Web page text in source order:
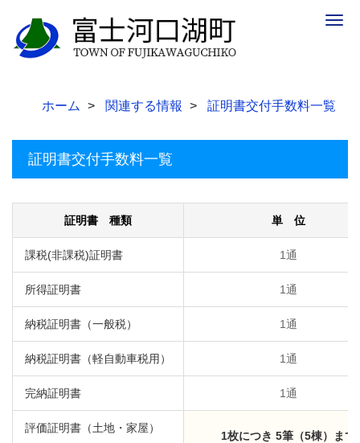
ホーム 関連する情報 証明書交付手数料一覧
証明書交付手数料一覧
証明書 種類 単 位
課税(非課税)証明書 1通
所得証明書 1通
納税証明書（一般税） 1通
納税証明書（軽自動車税用） 1通
完納証明書 1通
評価証明書（土地・家屋）
1枚につき 5筆（5棟）まで